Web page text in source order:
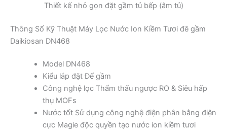
Thiết kế nhỏ gọn đặt gầm tủ bếp (âm tủ)
Thông Số Kỹ Thuật Máy Lọc Nước Ion Kiềm Tươi đê gầm
Daikiosan DN468
Model DN468
Kiểu lắp đặt Để gầm
Công nghệ lọc Thẩm thấu ngược RO & Siêu hấp
thụ MOFs
Nước tốt Sử dụng công nghệ điện phân bằng điện
cực Magie độc quyền tạo nước ion kiềm tươi